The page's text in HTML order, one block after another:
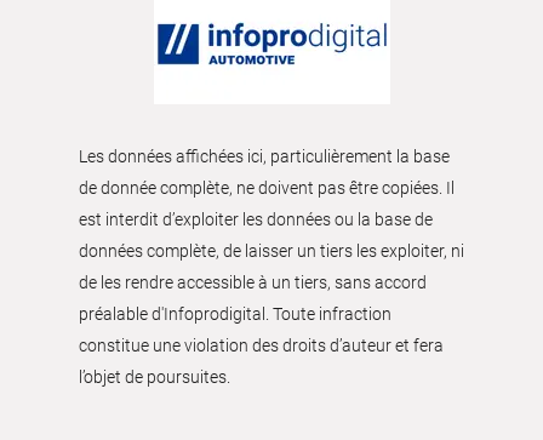
Les données affichées ici, particulièrement la base
de donnée complète, ne doivent pas être copiées. Il
est interdit d’exploiter les données ou la base de
données complète, de laisser un tiers les exploiter, ni
de les rendre accessible à un tiers, sans accord
préalable d'Infoprodigital. Toute infraction
constitue une violation des droits d’auteur et fera
l’objet de poursuites.